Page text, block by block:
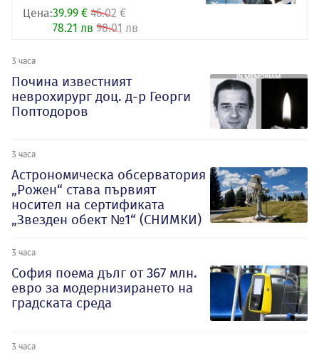
Цена:39.99 € 46.02 €
78.21 лв 90.01 лв
3 часа
Почина известният
неврохирург доц. д-р Георги
Поптодоров
3 часа
Астрономическа обсерватория
„Рожен“ става първият
носител на сертификата
„Звезден обект №1“ (СНИМКИ)
3 часа
София поема дълг от 367 млн.
евро за модернизирането на
градската среда
3 часа